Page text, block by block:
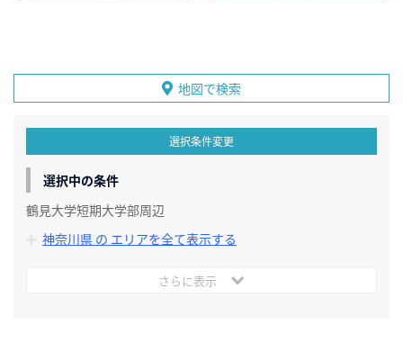
地図で検索
選択条件変更
選択中の条件
鶴見大学短期大学部周辺
神奈川県 の エリアを全て表示する
さらに表示